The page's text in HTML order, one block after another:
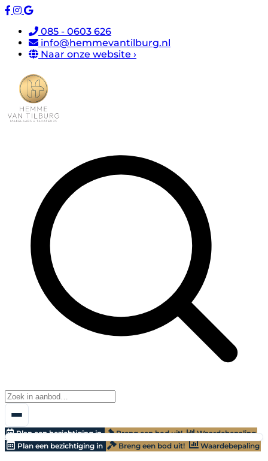
085 - 0603 626
info@hemmevantilburg.nl
Naar onze website ›
Plan een bezichtiging in Breng een bod uit!
Waardebepaling
Plan een bezichtiging in
Breng een bod uit! Waardebepaling